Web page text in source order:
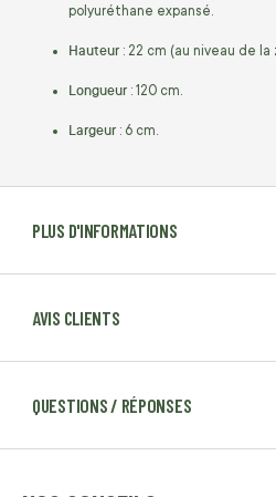
PLUS D'INFORMATIONS
AVIS CLIENTS
QUESTIONS / RÉPONSES
polyuréthane expansé.
Hauteur : 22 cm (au niveau de
Longueur : 120 cm.
Largeur : 6 cm.